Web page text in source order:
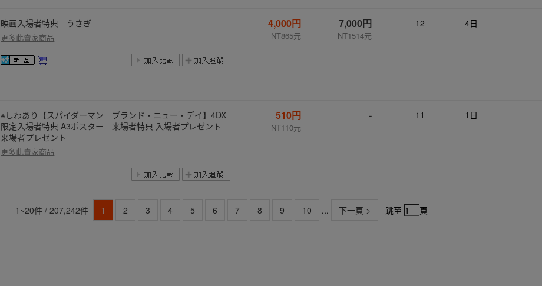
映画入場者特典 うさぎ
更多此賣家商品
4,000円
NT865元
7,000円
NT1514元
12 4日
※しわあり【スパイダーマン ブランド・ニュー・デイ】4DX
限定入場者特典 A3ポスター 来場者特典 入場者プレゼント
来場者プレゼント
更多此賣家商品
510円
NT110元
- 11 1日
1~20件 / 207,242件 1 2 3 4 5 6 7 8 9 10 ... 下一頁 > 跳至 頁